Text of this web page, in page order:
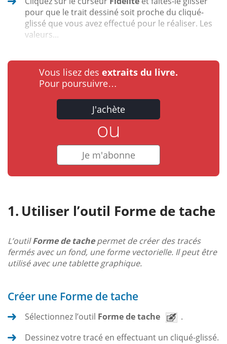
pour que le trait dessiné soit proche du cliqué-
glissé que vous avez effectué pour le réaliser. Les
valeurs...
Vous lisez des extraits du livre.
Pour poursuivre…
J'achète
ou
Je m'abonne
Utiliser l’outil Forme de tache
L’outilForme de tachepermet de créer des tracés
fermés avec un fond, une forme vectorielle. Il peut être
utilisé avec une tablette graphique.
Créer une Forme de tache
Sélectionnez l’outil Forme de tache
.
Dessinez votre tracé en effectuant un cliqué-glissé.